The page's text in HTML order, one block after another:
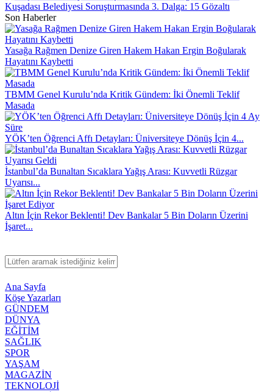
Kuşadası Belediyesi Soruşturmasında 3. Dalga: 15 Gözaltı
Son Haberler
Yasağa Rağmen Denize Giren Hakem Hakan Ergin Boğularak
Hayatını Kaybetti
TBMM Genel Kurulu’nda Kritik Gündem: İki Önemli Teklif
Masada
YÖK’ten Öğrenci Affı Detayları: Üniversiteye Dönüş İçin 4...
İstanbul’da Bunaltan Sıcaklara Yağış Arası: Kuvvetli Rüzgar
Uyarısı...
Altın İçin Rekor Beklenti! Dev Bankalar 5 Bin Doların Üzerini
İşaret...
Ana Sayfa
Köşe Yazarları
GÜNDEM
DÜNYA
EĞİTİM
SAĞLIK
SPOR
YAŞAM
MAGAZİN
TEKNOLOJİ